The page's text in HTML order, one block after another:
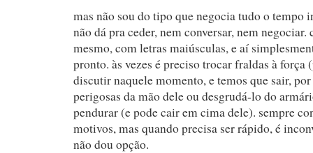
mas não sou do tipo que negocia tudo o tempo
não dá pra ceder, nem conversar, nem negociar.
mesmo, com letras maiúsculas, e aí
pronto. às vezes é preciso trocar fraldas à força
discutir naquele momento, e temos que sair,
perigosas da mão dele ou desgrudá-lo do
pendurar (e pode cair em cima dele). sempre
motivos, mas quando precisa ser rápido, é
não dou opção.